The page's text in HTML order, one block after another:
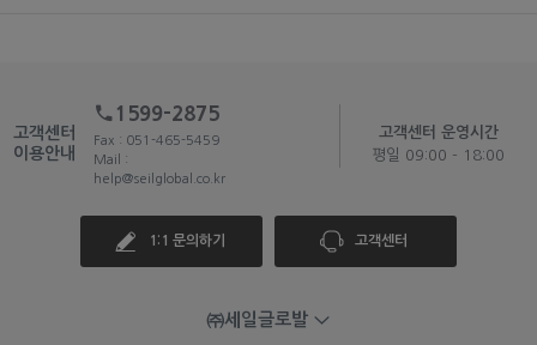
고객센터
이용안내
1599-2875
Fax : 051-465-5459
Mail :
help@seilglobal.co.kr
고객센터 운영시간
평일 09:00 - 18:00
1:1 문의하기 고객센터
㈜세일글로발